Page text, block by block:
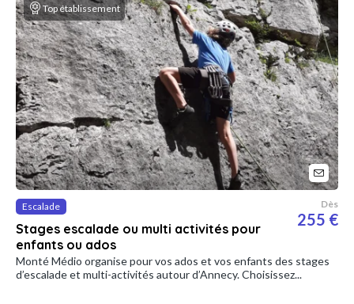
Top établissement
Escalade
Stages escalade ou multi activités pour
enfants ou ados
Dès
255 €
Monté Médio organise pour vos ados et vos enfants des stages
d’escalade et multi-activités autour d’Annecy. Choisissez...